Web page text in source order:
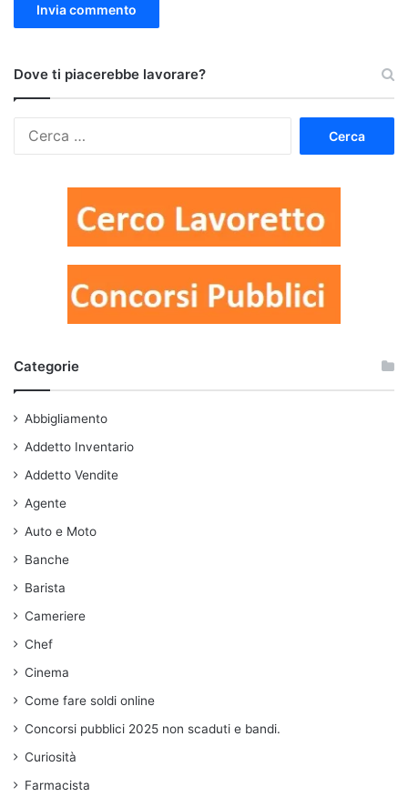
Dove ti piacerebbe lavorare?
Categorie
Abbigliamento
Addetto Inventario
Addetto Vendite
Agente
Auto e Moto
Banche
Barista
Cameriere
Chef
Cinema
Come fare soldi online
Concorsi pubblici 2025 non scaduti e bandi.
Curiosità
Farmacista